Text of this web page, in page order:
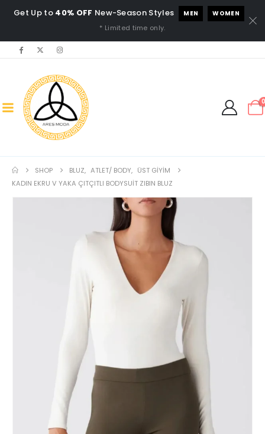
Get Up to 40% OFF New-Season Styles MEN WOMEN
* Limited time only.
SHOP BLUZ, ATLET/ BODY, ÜST GIYIM
KADIN EKRU V YAKA ÇITÇITLI BODYSUIT ZIBIN BLUZ